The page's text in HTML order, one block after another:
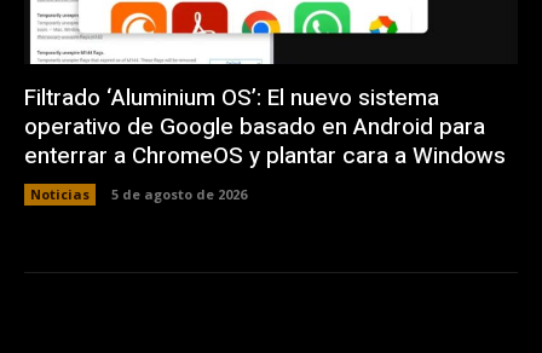
Filtrado ‘Aluminium OS’: El nuevo sistema
operativo de Google basado en Android para
enterrar a ChromeOS y plantar cara a Windows
Noticias 5 de agosto de 2026